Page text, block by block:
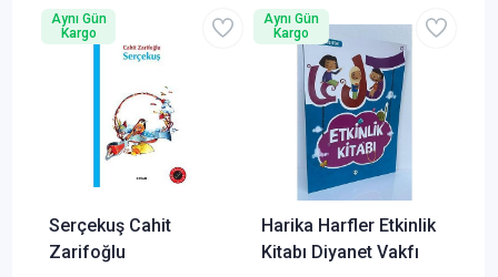
Serçekuş Cahit
Zarifoğlu
Aynı Gün
Kargo
Harika Harfler Etkinlik
Kitabı Diyanet Vakfı
Aynı Gün
Kargo